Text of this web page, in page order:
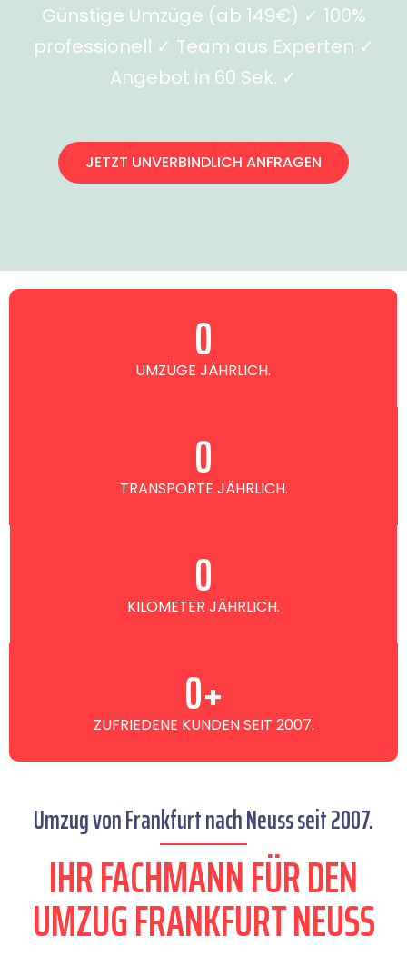
Günstige Umzüge (ab 149€) ✓ 100%
professionell ✓ Team aus Experten ✓
Angebot in 60 Sek. ✓
JETZT UNVERBINDLICH ANFRAGEN
UMZÜGE JÄHRLICH.
0
TRANSPORTE JÄHRLICH.
0
KILOMETER JÄHRLICH.
0
ZUFRIEDENE KUNDEN SEIT 2007.
0+
Umzug von Frankfurt nach Neuss seit 2007.
IHR FACHMANN FÜR DEN
UMZUG FRANKFURT NEUSS